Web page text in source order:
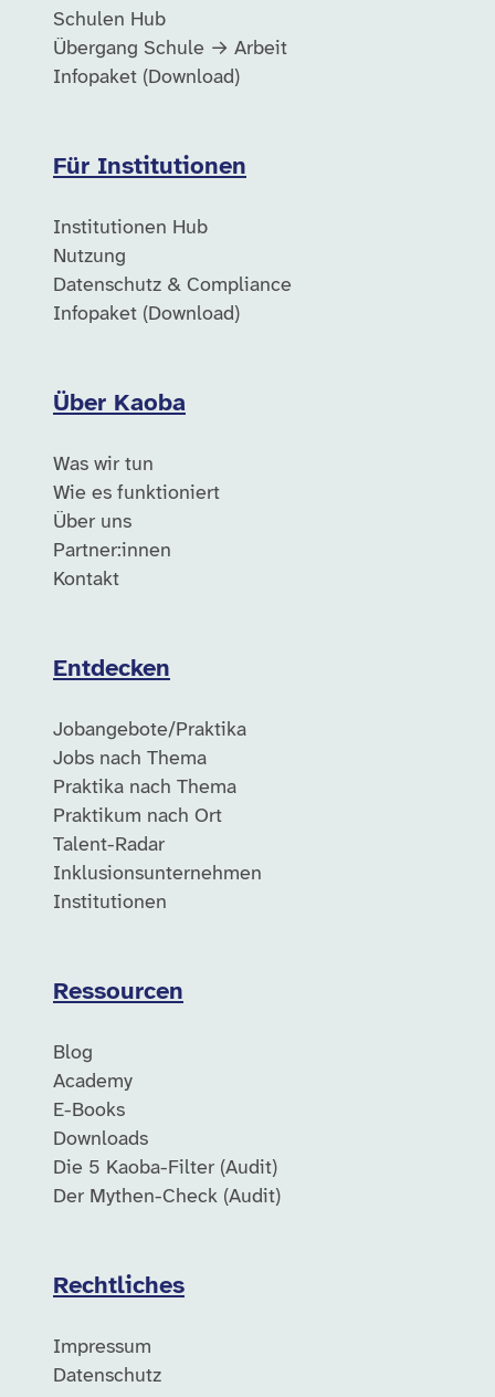
Schulen Hub
Übergang Schule → Arbeit
Infopaket (Download)
Für Institutionen
Institutionen Hub
Nutzung
Datenschutz & Compliance
Infopaket (Download)
Über Kaoba
Was wir tun
Wie es funktioniert
Über uns
Partner:innen
Kontakt
Entdecken
Jobangebote/Praktika
Jobs nach Thema
Praktika nach Thema
Praktikum nach Ort
Talent-Radar
Inklusionsunternehmen
Institutionen
Ressourcen
Blog
Academy
E-Books
Downloads
Die 5 Kaoba-Filter (Audit)
Der Mythen-Check (Audit)
Rechtliches
Impressum
Datenschutz